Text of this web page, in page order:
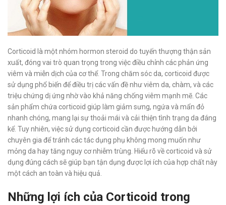
Corticoid là một nhóm hormon steroid do tuyến thượng thận sản
xuất, đóng vai trò quan trọng trong việc điều chỉnh các phản ứng
viêm và miễn dịch của cơ thể. Trong chăm sóc da, corticoid được
sử dụng phổ biến để điều trị các vấn đề như viêm da, chàm, và các
triệu chứng dị ứng nhờ vào khả năng chống viêm mạnh mẽ. Các
sản phẩm chứa corticoid giúp làm giảm sưng, ngứa và mẩn đỏ
nhanh chóng, mang lại sự thoải mái và cải thiện tình trạng da đáng
kể. Tuy nhiên, việc sử dụng corticoid cần được hướng dẫn bởi
chuyên gia để tránh các tác dụng phụ không mong muốn như
mỏng da hay tăng nguy cơ nhiễm trùng. Hiểu rõ về corticoid và sử
dụng đúng cách sẽ giúp bạn tận dụng được lợi ích của hợp chất này
một cách an toàn và hiệu quả.
Những lợi ích của Corticoid trong